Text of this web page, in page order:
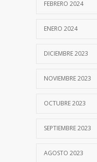
FEBRERO 2024
ENERO 2024
DICIEMBRE 2023
NOVIEMBRE 2023
OCTUBRE 2023
SEPTIEMBRE 2023
AGOSTO 2023